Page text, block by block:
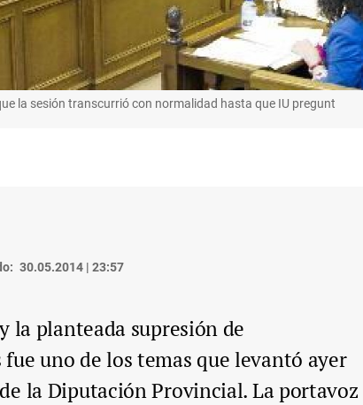
la sesión transcurrió con normalidad hasta que IU pregunt
30.05.2014 | 23:57
la planteada supresión de
uno de los temas que levantó ayer
la Diputación Provincial. La portavoz